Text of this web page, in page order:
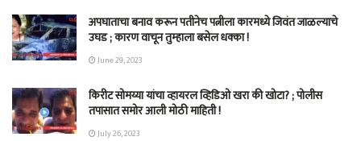
अपघाताचा बनाव करून पतीनेच‎ पत्नीला कारमध्ये जिवंत जाळल्याचे
उघड ; कारण वाचून तुम्हाला बसेल धक्का !
June 29, 2023
किरीट सोमय्या यांचा व्हायरल व्हिडिओ खरा की खोटा? ; पोलीस
तपासात समोर आली मोठी माहिती !
July 26, 2023